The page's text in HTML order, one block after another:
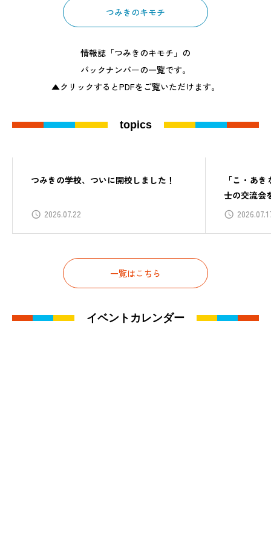
つみきのキモチ
情報誌「つみきのキモチ」の
バックナンバーの一覧です。
▲クリックするとPDFをご覧いただけます。
topics
つみきの学校、ついに開校しました！
2026.07.22
「こ・あ
士の交流会
一覧はこちら
イベントカレンダー